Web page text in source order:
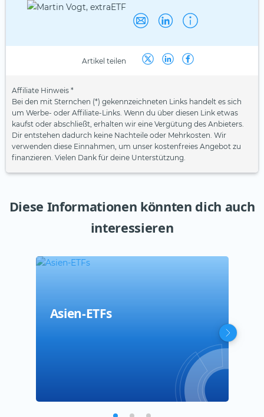
Artikel teilen
Affiliate Hinweis *
Bei den mit Sternchen (*) gekennzeichneten Links handelt es sich
um Werbe- oder Affiliate-Links. Wenn du über diesen Link etwas
kaufst oder abschließt, erhalten wir eine Vergütung des Anbieters.
Dir entstehen dadurch keine Nachteile oder Mehrkosten. Wir
verwenden diese Einnahmen, um unser kostenfreies Angebot zu
finanzieren. Vielen Dank für deine Unterstützung.
Diese Informationen könnten dich auch
interessieren
Asien-ETFs